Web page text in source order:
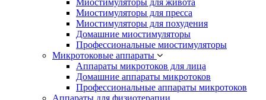
Миостимуляторы для живота
Миостимуляторы для пресса
Миостимуляторы для похудения
Домашние миостимуляторы
Профессиональные миостимуляторы
Микротоковые аппараты
Аппараты микротоков для лица
Домашние аппараты микротоков
Профессиональные аппараты микротоков
Аппараты для физиотерапии